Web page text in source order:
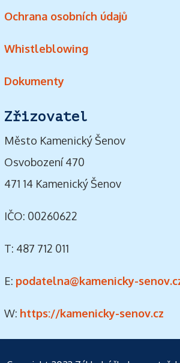
Ochrana osobních údajů
Whistleblowing
Dokumenty
Zřizovatel
Město Kamenický Šenov
Osvobození 470
471 14 Kamenický Šenov
IČO: 00260622
T: 487 712 011
E: podatelna@kamenicky-
W: https://kamenicky-senov.cz